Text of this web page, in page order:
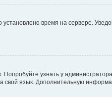
время на сервере.
узнать у
свой язык. Дополнительную